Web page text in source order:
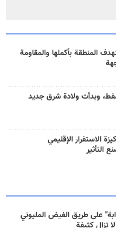
المنطقة بأكملها والمقاومة
وبدأت ولادة شرق جديد
الاستقرار الإقليمي
التأثير
على طريق الفيض المليوني